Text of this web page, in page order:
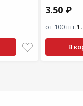
3.50 ₽
от 100 шт.
В